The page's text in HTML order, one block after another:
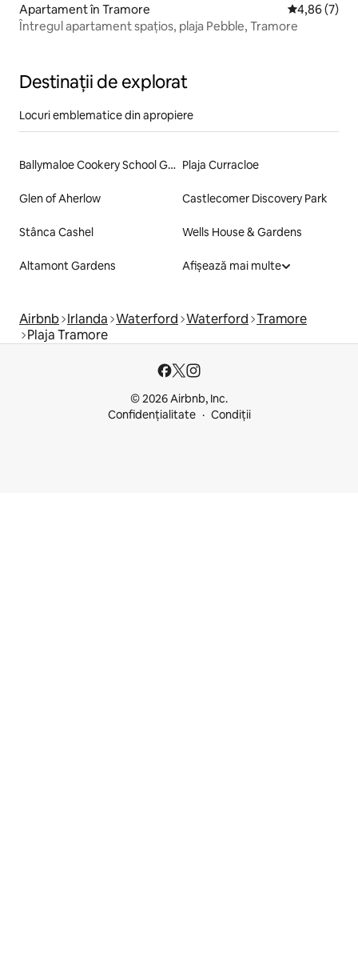
Apartament în Tramore Scor mediu
4,86 (7)
Întregul apartament spațios, plaja Pebble, Tramore
Destinații de explorat
Locuri emblematice din apropiere
Ballymaloe Cookery School Garden Plaja Curracloe
Glen of Aherlow Castlecomer Discovery Park
Stânca Cashel Wells House & Gardens
Altamont Gardens Afișează mai multe
Airbnb Irlanda Waterford Waterford Tramore
Plaja Tramore
© 2026 Airbnb, Inc.
Confidențialitate
Condiții